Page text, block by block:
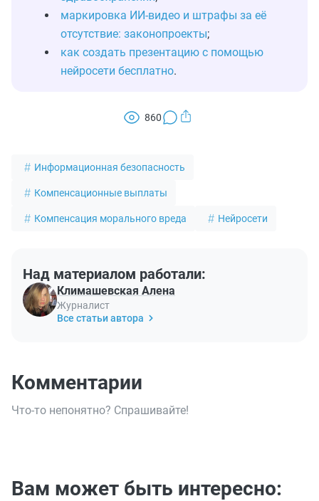
маркировка ИИ‑видео и штрафы за её
отсутствие: законопроекты;
как создать презентацию с помощью
нейросети бесплатно.
860
Информационная безопасность
Компенсационные выплаты
Компенсация морального вреда Нейросети
Над материалом работали:
Климашевская Алена
Журналист
Все статьи автора
Комментарии
Что-то непонятно? Спрашивайте!
Вам может быть интересно: